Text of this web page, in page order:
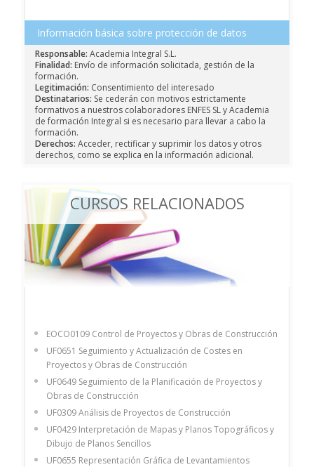
Información básica sobre protección de datos
Responsable: Academia Integral S.L.
Finalidad: Envío de información solicitada, gestión de la
formación.
Legitimación: Consentimiento del interesado
Destinatarios: Se cederán con motivos estrictamente
formativos a nuestros colaboradores ENFES SL y Academia
de formación Integral si es necesario para llevar a cabo la
formación.
Derechos: Acceder, rectificar y suprimir los datos y otros
derechos, como se explica en la información adicional.
CURSOS RELACIONADOS
EOCO0109 Control de Proyectos y Obras de Construcción
UF0651 Seguimiento y Actualización de Costes en
Proyectos y Obras de Construcción
UF0649 Seguimiento de la Planificación de Proyectos y
Obras de Construcción
UF0309 Análisis de Proyectos de Construcción
UF0429 Interpretación de Mapas y Planos Topográficos y
Dibujo de Planos Sencillos
UF0655 Representación Gráfica de Levantamientos